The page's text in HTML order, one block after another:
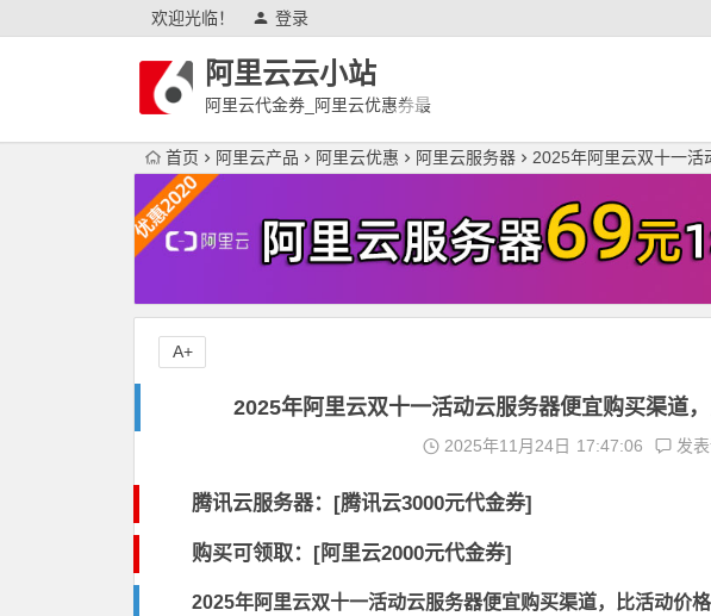
欢迎光临！ 登录
阿里云云小站
阿里云代金券_阿里云优惠券最
首页 阿里云产品 阿里云优惠 阿里云服务器 2025年阿里云双十一活
2025年阿里云双十一活动云服务器便宜购买渠道
2025年11月24日 17:47:06 发表
腾讯云服务器：[腾讯云3000元代金券]
购买可领取：[阿里云2000元代金券]
2025年阿里云双十一活动云服务器便宜购买渠道，比活动价格
A+